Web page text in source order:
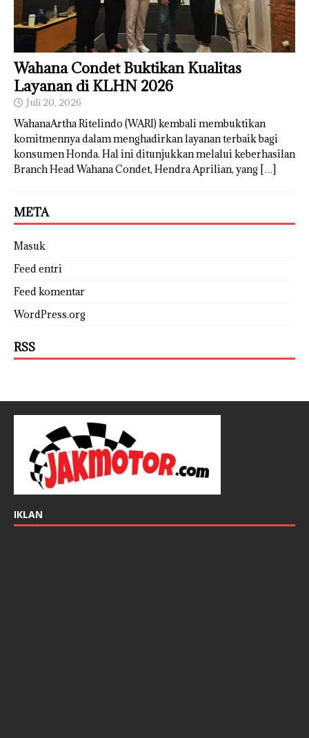
Wahana Condet Buktikan Kualitas
Layanan di KLHN 2026
Juli 20, 2026
WahanaArtha Ritelindo (WARI) kembali membuktikan
komitmennya dalam menghadirkan layanan terbaik bagi
konsumen Honda. Hal ini ditunjukkan melalui keberhasilan
Branch Head Wahana Condet, Hendra Aprilian, yang […]
META
Masuk
Feed entri
Feed komentar
WordPress.org
RSS
IKLAN